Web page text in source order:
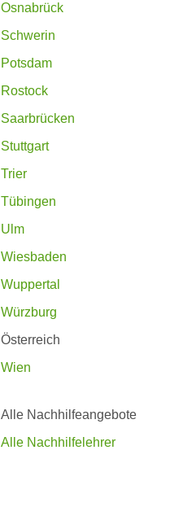
Osnabrück
Schwerin
Potsdam
Rostock
Saarbrücken
Stuttgart
Trier
Tübingen
Ulm
Wiesbaden
Wuppertal
Würzburg
Österreich
Wien
Alle Nachhilfeangebote
Alle Nachhilfelehrer